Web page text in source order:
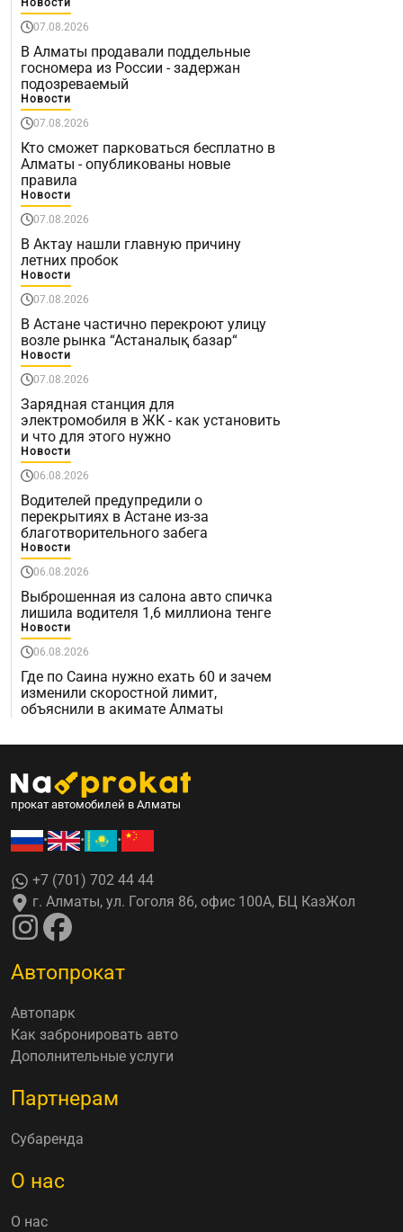
07.08.2026
В Алматы продавали поддельные
госномера из России - задержан
подозреваемый
Новости
07.08.2026
Кто сможет парковаться бесплатно в
Алматы - опубликованы новые
правила
Новости
07.08.2026
В Актау нашли главную причину
летних пробок
Новости
07.08.2026
В Астане частично перекроют улицу
возле рынка “Астаналық базар“
Новости
07.08.2026
Зарядная станция для
электромобиля в ЖК - как установить
и что для этого нужно
Новости
06.08.2026
Водителей предупредили о
перекрытиях в Астане из-за
благотворительного забега
Новости
06.08.2026
Выброшенная из салона авто спичка
лишила водителя 1,6 миллиона тенге
Новости
06.08.2026
Где по Саина нужно ехать 60 и зачем
изменили скоростной лимит,
объяснили в акимате Алматы
прокат автомобилей в Алматы
• • •
+7 (701) 702 44 44
г. Алматы, ул. Гоголя 86, офис 100А, БЦ КазЖол
Автопрокат
Автопарк
Как забронировать авто
Дополнительные услуги
Партнерам
Субаренда
О нас
О нас